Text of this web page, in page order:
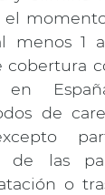
el
menos 1
cobertura
de
de las
o